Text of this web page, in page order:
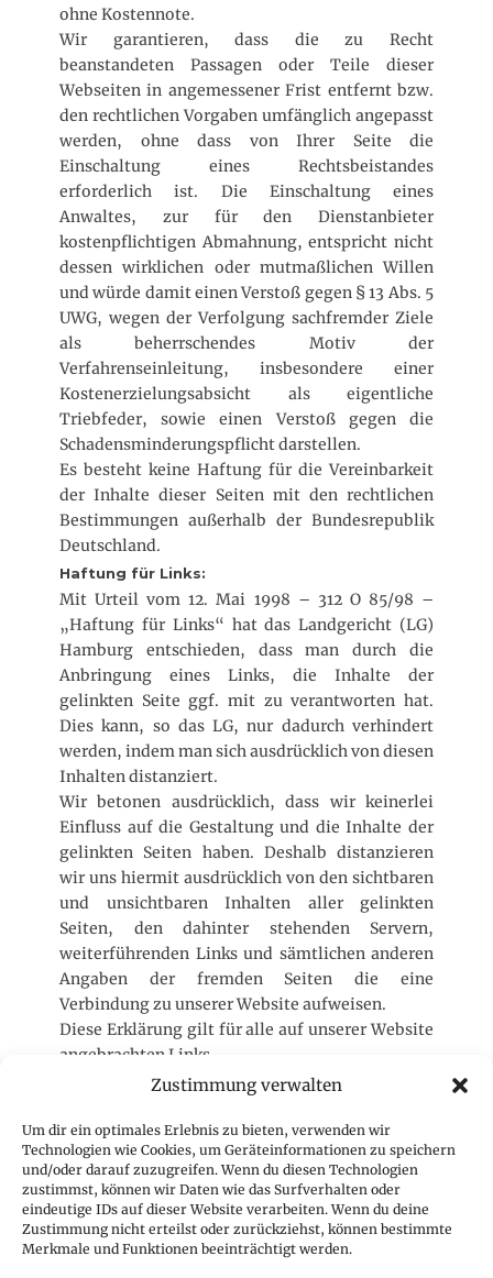
Zustimmung verwalten
Um dir ein optimales Erlebnis zu bieten, verwenden wir
Technologien wie Cookies, um Geräteinformationen zu speichern
und/oder darauf zuzugreifen. Wenn du diesen Technologien
zustimmst, können wir Daten wie das Surfverhalten oder
eindeutige IDs auf dieser Website verarbeiten. Wenn du deine
Zustimmung nicht erteilst oder zurückziehst, können bestimmte
Merkmale und Funktionen beeinträchtigt werden.
ohne Kostennote.
Wir garantieren, dass die zu Recht
beanstandeten Passagen oder Teile dieser
Webseiten in angemessener Frist entfernt bzw.
den rechtlichen Vorgaben umfänglich angepasst
werden, ohne dass von Ihrer Seite die
Einschaltung eines Rechtsbeistandes
erforderlich ist. Die Einschaltung eines
Anwaltes, zur für den Dienstanbieter
kostenpflichtigen Abmahnung, entspricht nicht
dessen wirklichen oder mutmaßlichen Willen
und würde damit einen Verstoß gegen § 13 Abs. 5
UWG, wegen der Verfolgung sachfremder Ziele
als beherrschendes Motiv der
Verfahrenseinleitung, insbesondere einer
Kostenerzielungsabsicht als eigentliche
Triebfeder, sowie einen Verstoß gegen die
Schadensminderungspflicht darstellen.
Es besteht keine Haftung für die Vereinbarkeit
der Inhalte dieser Seiten mit den rechtlichen
Bestimmungen außerhalb der Bundesrepublik
Deutschland.
Haftung für Links:
Mit Urteil vom 12. Mai 1998 – 312 O 85/98 –
„Haftung für Links“ hat das Landgericht (LG)
Hamburg entschieden, dass man durch die
Anbringung eines Links, die Inhalte der
gelinkten Seite ggf. mit zu verantworten hat.
Dies kann, so das LG, nur dadurch verhindert
werden, indem man sich ausdrücklich von diesen
Inhalten distanziert.
Wir betonen ausdrücklich, dass wir keinerlei
Einfluss auf die Gestaltung und die Inhalte der
gelinkten Seiten haben. Deshalb distanzieren
wir uns hiermit ausdrücklich von den sichtbaren
und unsichtbaren Inhalten aller gelinkten
Seiten, den dahinter stehenden Servern,
weiterführenden Links und sämtlichen anderen
Angaben der fremden Seiten die eine
Verbindung zu unserer Website aufweisen.
Diese Erklärung gilt für alle auf unserer Website
angebrachten Links.
Geschäftsstelle
CTJ Geschäftsstelle
c/o CIVD e.V.
z. Hd. Thomas Nitsch
Hamburger Allee 14